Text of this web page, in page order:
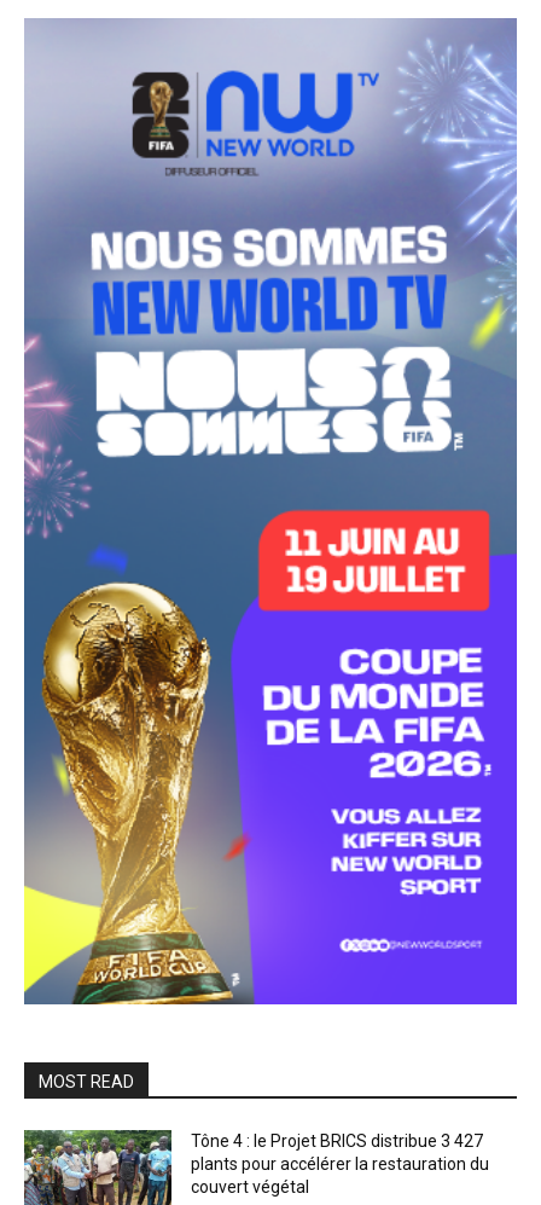
MOST READ
Tône 4 : le Projet BRICS distribue 3 427
plants pour accélérer la restauration du
couvert végétal